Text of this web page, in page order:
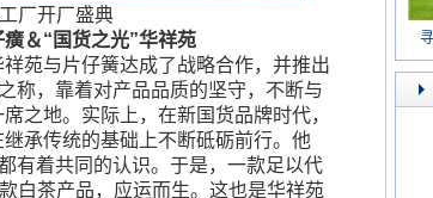
厂开厂盛典
＆“国货之光”华祥苑
苑与片仔簧达成了战略合作，并推出
称，靠着对产品品质的坚守，不断与
之地。实际上，在新国货品牌时代，
承传统的基础上不断砥砺前行。他
有着共同的认识。于是，一款足以代
白茶产品，应运而生。这也是华祥苑